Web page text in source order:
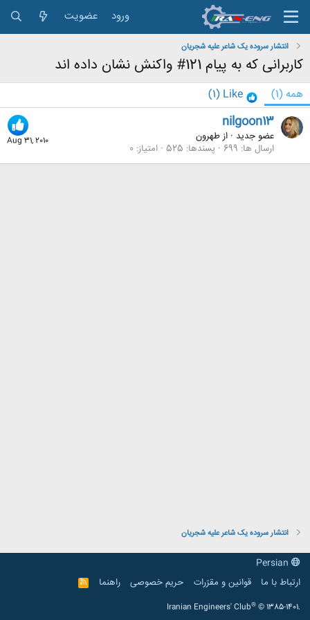
ورود عضویت
انتشار سروده یک شاعر علیه شجریان
کاربرانی که به پیام 121# واکنش نشان داده اند
همه (1)
Like
(1)
Aug 31, 2010
nilgoon13
عضو جدید · ازطهرون
ارسال ها 699 پسندها 525 امتیاز 0
انتشار سروده یک شاعر علیه شجریان
ارتباط با ما
قوانین و مقرّرات حریم خصوصی راهنما
R
S
Iranian Engineers' Club® © 1385-1401.